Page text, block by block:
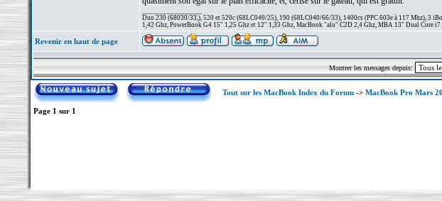
Duo 230 (68030/33,), 520 et 520c (68LC040/25), 190 (68LC040/66/33), 1400cs (PPC 603e à 117 Mhz), 3
1,42 Ghz, PowerBook G4 15" 1,25 Ghz et 12" 1,33 Ghz, MacBook "alu" C2D 2,4 Ghz, MBA 13" Dual Core
Revenir en haut de page
Montrer les messages depuis:
Tout sur les MacBook Index du Forum-> MacBook Pro Mars
Page 1 sur 1